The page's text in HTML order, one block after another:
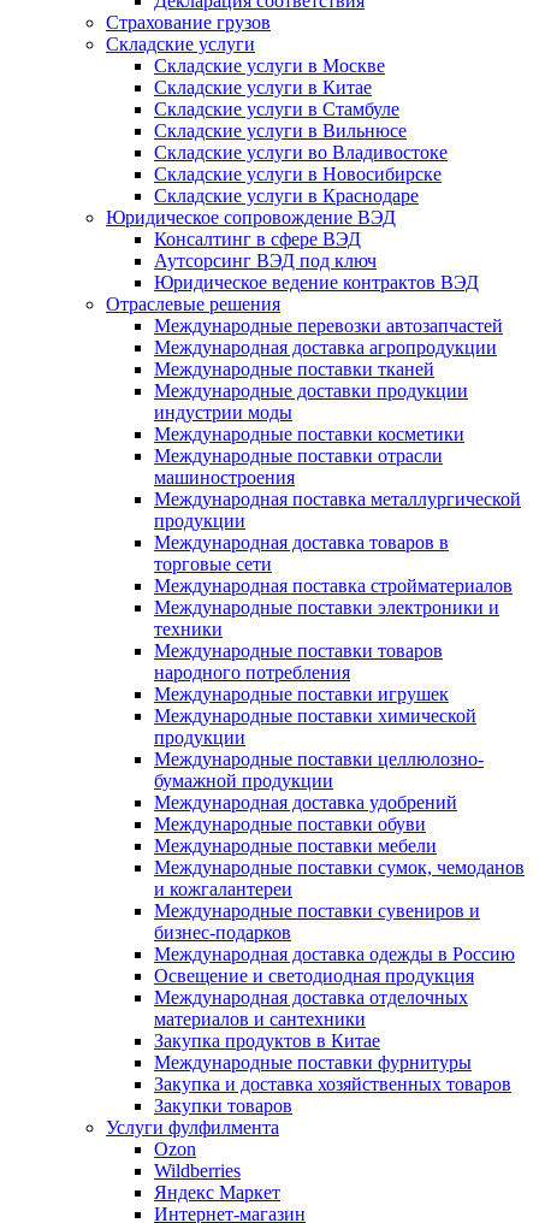
Страхование грузов
Складские услуги
Складские услуги в Москве
Складские услуги в Китае
Складские услуги в Стамбуле
Складские услуги в Вильнюсе
Складские услуги во Владивостоке
Складские услуги в Новосибирске
Складские услуги в Краснодаре
Юридическое сопровождение ВЭД
Консалтинг в сфере ВЭД
Аутсорсинг ВЭД под ключ
Юридическое ведение контрактов ВЭД
Отраслевые решения
Международные перевозки автозапчастей
Международная доставка агропродукции
Международные поставки тканей
Международные доставки продукции
индустрии моды
Международные поставки косметики
Международные поставки отрасли
машиностроения
Международная поставка металлургической
продукции
Международная доставка товаров в
торговые сети
Международная поставка стройматериалов
Международные поставки электроники и
техники
Международные поставки товаров
народного потребления
Международные поставки игрушек
Международные поставки химической
продукции
Международные поставки целлюлозно-
бумажной продукции
Международная доставка удобрений
Международные поставки обуви
Международные поставки мебели
Международные поставки сумок, чемоданов
и кожгалантереи
Международные поставки сувениров и
бизнес-подарков
Международная доставка одежды в Россию
Освещение и светодиодная продукция
Международная доставка отделочных
материалов и сантехники
Закупка продуктов в Китае
Международные поставки фурнитуры
Закупка и доставка хозяйственных товаров
Закупки товаров
Услуги фулфилмента
Ozon
Wildberries
Яндекс Маркет
Интернет-магазин